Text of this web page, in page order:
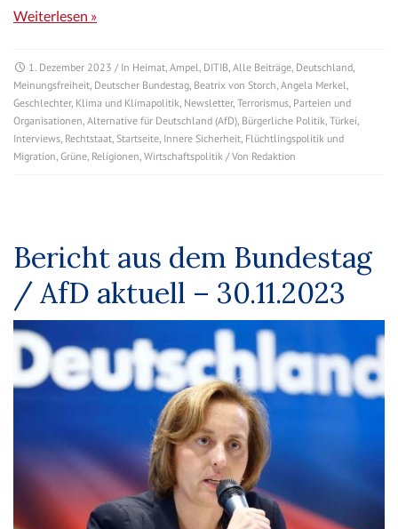
Weiterlesen »
1. Dezember 2023 / In Heimat Ampel DITIB Alle Beiträge Deutschland
Meinungsfreiheit Deutscher Bundestag Beatrix von Storch Angela Merkel
Geschlechter, Klima und Klimapolitik Newsletter, Terrorismus Parteien und
Organisationen Alternative für Deutschland (AfD) Bürgerliche Politik Türkei
Interviews Rechtstaat Startseite Innere Sicherheit Flüchtlingspolitik und
Migration Grüne Religionen Wirtschaftspolitik / Von Redaktion
Bericht aus dem Bundestag
/ AfD aktuell – 30.11.2023